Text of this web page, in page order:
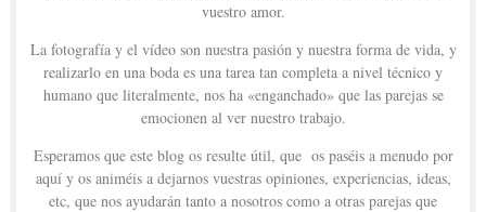
vuestro amor.
La fotografía y el vídeo son nuestra pasión y nuestra forma de vida, y
realizarlo en una boda es una tarea tan completa a nivel técnico y
humano que literalmente, nos ha «enganchado» que las parejas se
emocionen al ver nuestro trabajo.
Esperamos que este blog os resulte útil, que os paséis a menudo por
aquí y os animéis a dejarnos vuestras opiniones, experiencias, ideas,
etc, que nos ayudarán tanto a nosotros como a otras parejas que